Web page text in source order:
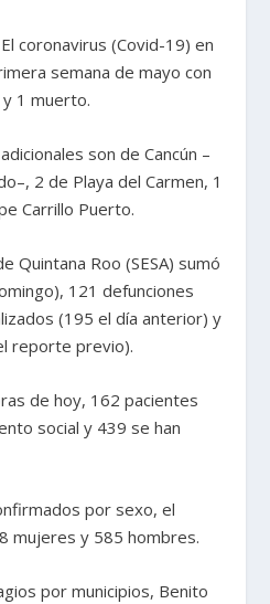
coronavirus (Covid-19) en
semana de mayo con
1 muerto.
son de Cancún –
2 de Playa del Carmen, 1
Carrillo Puerto.
Quintana Roo (SESA) sumó
121 defunciones
(195 el día anterior) y
reporte previo).
de hoy, 162 pacientes
social y 439 se han
por sexo, el
mujeres y 585 hombres.
por municipios, Benito